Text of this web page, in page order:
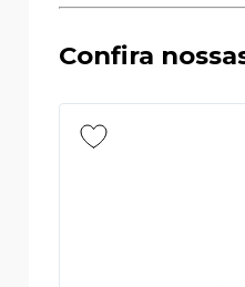
Confira